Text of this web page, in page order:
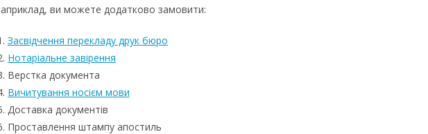
ви можете додатково замовити:
Засвідчення перекладу друк бюро
Нотаріальне завірення
Верстка документа
Вичитування носієм мови
Доставка документів
Проставлення штампу апостиль